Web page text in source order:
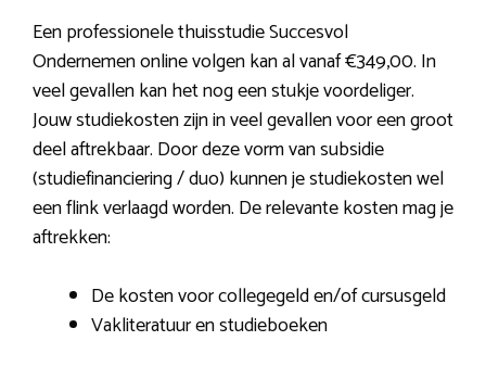
Een professionele thuisstudie Succesvol
Ondernemen online volgen kan al vanaf €349,00. In
veel gevallen kan het nog een stukje voordeliger.
Jouw studiekosten zijn in veel gevallen voor een groot
deel aftrekbaar. Door deze vorm van subsidie
(studiefinanciering / duo) kunnen je studiekosten wel
een flink verlaagd worden. De relevante kosten mag je
aftrekken:
De kosten voor collegegeld en/of cursusgeld
Vakliteratuur en studieboeken